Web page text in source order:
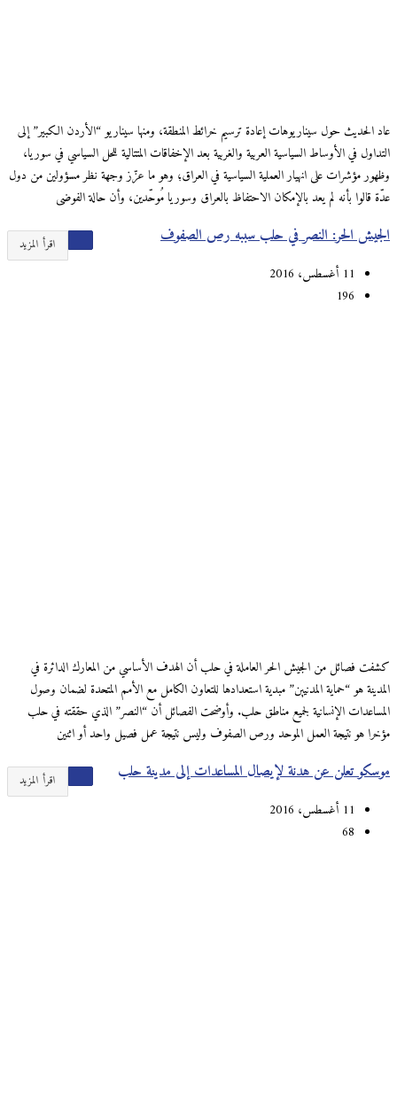
عاد الحديث حول سيناريوهات إعادة ترسيم خرائط المنطقة، ومنها سيناريو “الأردن الكبير” إلى
التداول في الأوساط السياسية العربية والغربية بعد الإخفاقات المتتالية للحل السياسي في سوريا،
وظهور مؤشرات على انهيار العملية السياسية في العراق؛ وهو ما عزّز وجهة نظر مسؤولين من دول
عدّة قالوا بأنه لم يعد بالإمكان الاحتفاظ بالعراق وسوريا مُوحّدين، وأن حالة الفوضى
اقرأ المزيد الجيش الحر: النصر في حلب سببه رص الصفوف
11 أغسطس، 2016
196
كشفت فصائل من الجيش الحر العاملة في حلب أن الهدف الأساسي من المعارك الدائرة في
المدينة هو “حماية المدنيين” مبدية استعدادها للتعاون الكامل مع الأمم المتحدة لضمان وصول
المساعدات الإنسانية لجميع مناطق حلب. وأوضحت الفصائل أن “النصر” الذي حققته في حلب
مؤخرا هو نتيجة العمل الموحد ورص الصفوف وليس نتيجة عمل فصيل واحد أو اثنين
اقرأ المزيد موسكو تعلن عن هدنة لإيصال المساعدات إلى مدينة حلب
11 أغسطس، 2016
68